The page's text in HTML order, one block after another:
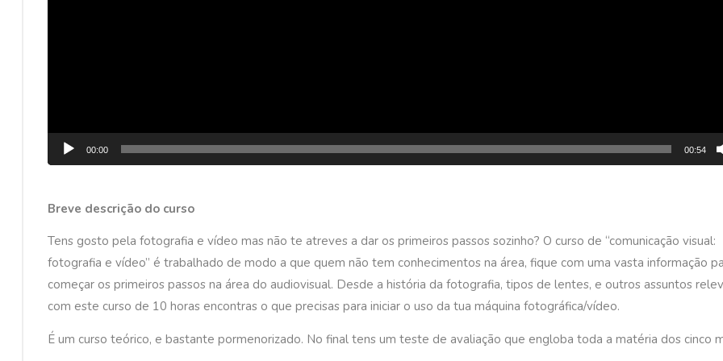
00:00 00:54
Breve descrição do curso
Tens gosto pela fotografia e vídeo mas não te atreves a dar os primeiros passos sozinho? O curso de “comunicação visual:
fotografia e vídeo” é trabalhado de modo a que quem não tem conhecimentos na área, fique com uma vasta informação
começar os primeiros passos na área do audiovisual. Desde a história da fotografia, tipos de lentes, e outros assuntos
com este curso de 10 horas encontras o que precisas para iniciar o uso da tua máquina fotográfica/vídeo.
É um curso teórico, e bastante pormenorizado. No final tens um teste de avaliação que engloba toda a matéria dos cinco